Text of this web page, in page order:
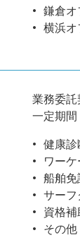
鎌倉オ
横浜
業務委託
一定期
健康診
ワー
船舶免
サーフ
資格補
その